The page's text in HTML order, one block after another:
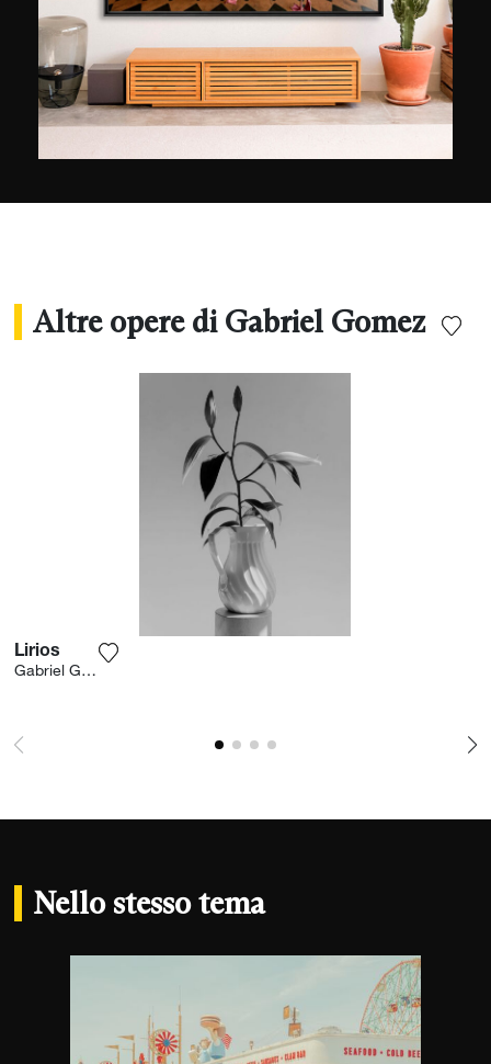
l'Istituto di Scienze Audiovisive e Fotografia di
Caracas e i suoi editoriali di moda e ritratti sono
stati pubblicati su riviste come L'Officiel, Wild
Dogs in Paris, Dream Magazine, Lustre
Magazine, Mudish Magazine, Raro Magazine,
Altre opere di Gabriel Gomez
Lirios
Gabriel Gomez
Nello stesso tema